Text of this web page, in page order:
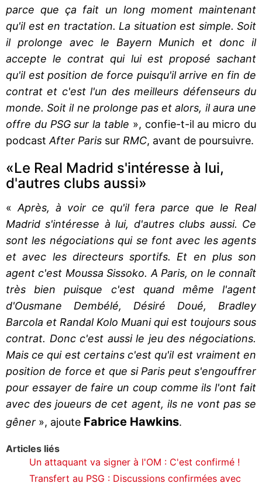
parce que ça fait un long moment maintenant
qu'il est en tractation. La situation est simple. Soit
il prolonge avec le Bayern Munich et donc il
accepte le contrat qui lui est proposé sachant
qu'il est position de force puisqu'il arrive en fin de
contrat et c'est l'un des meilleurs défenseurs du
monde. Soit il ne prolonge pas et alors, il aura une
offre du PSG sur la table », confie-t-il au micro du
podcast After Paris sur RMC, avant de poursuivre.
«Le Real Madrid s'intéresse à lui,
d'autres clubs aussi»
« Après, à voir ce qu'il fera parce que le Real
Madrid s'intéresse à lui, d'autres clubs aussi. Ce
sont les négociations qui se font avec les agents
et avec les directeurs sportifs. Et en plus son
agent c'est Moussa Sissoko. A Paris, on le connaît
très bien puisque c'est quand même l'agent
d'Ousmane Dembélé, Désiré Doué, Bradley
Barcola et Randal Kolo Muani qui est toujours sous
contrat. Donc c'est aussi le jeu des négociations.
Mais ce qui est certains c'est qu'il est vraiment en
position de force et que si Paris peut s'engouffrer
pour essayer de faire un coup comme ils l'ont fait
avec des joueurs de cet agent, ils ne vont pas se
gêner », ajoute Fabrice Hawkins.
Articles liés
Un attaquant va signer à l'OM : C'est confirmé !
Transfert au PSG : Discussions confirmées avec